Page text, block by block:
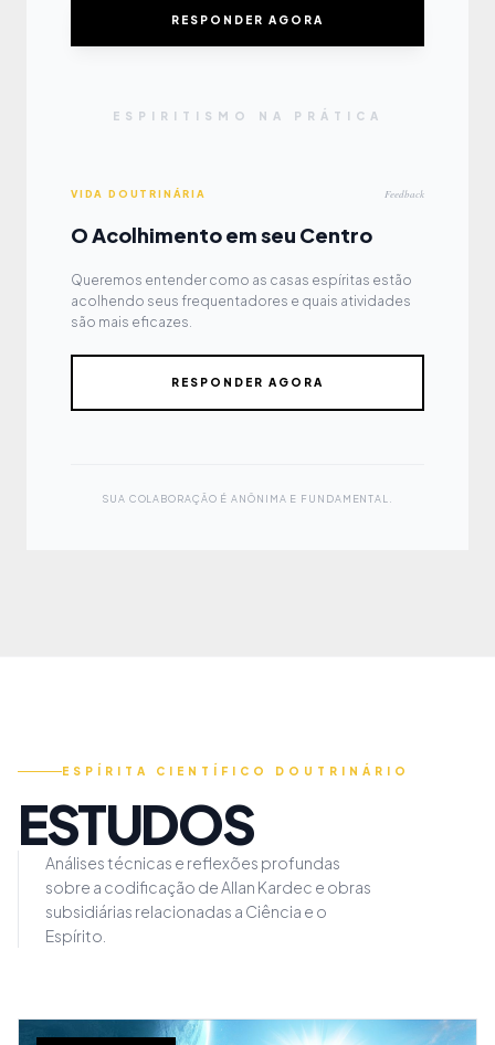
RESPONDER AGORA
ESPIRITISMO NA PRÁTICA
VIDA DOUTRINÁRIA Feedback
O Acolhimento em seu Centro
Queremos entender como as casas espíritas estão
acolhendo seus frequentadores e quais atividades
são mais eficazes.
RESPONDER AGORA
SUA COLABORAÇÃO É ANÔNIMA E FUNDAMENTAL.
ESPÍRITA CIENTÍFICO DOUTRINÁRIO
ESTUDOS
Análises técnicas e reflexões profundas
sobre a codificação de Allan Kardec e obras
subsidiárias relacionadas a Ciência e o
Espírito.